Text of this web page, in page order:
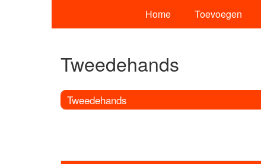
Home Toevoegen
Tweedehands
Tweedehands